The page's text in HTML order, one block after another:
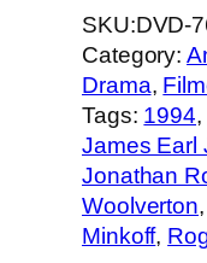
a
n
t
i
d
a
d
e
SKU:DVD-
Category:
Drama,
Tags: 1994,
James Earl
Jonathan
Woolverton,
Minkoff,